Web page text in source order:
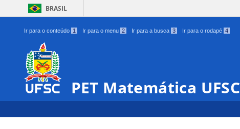
BRASIL
Ir para o conteúdo 1 Ir para o menu 2 Ir para a busca 3 Ir para o rodapé 4
PET Matemática UFSC